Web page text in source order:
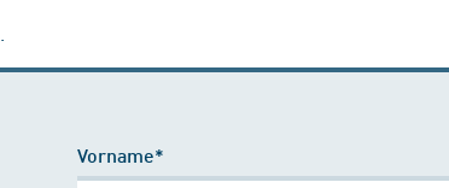
Vorname*